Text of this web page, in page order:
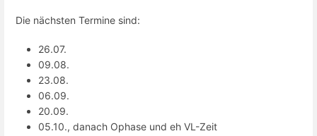
Die nächsten Termine sind:
26.07.
09.08.
23.08.
06.09.
20.09.
05.10., danach Ophase und eh VL-Zeit